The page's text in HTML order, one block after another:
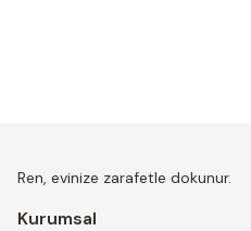
Ren, evinize zarafetle dokunur.
Kurumsal